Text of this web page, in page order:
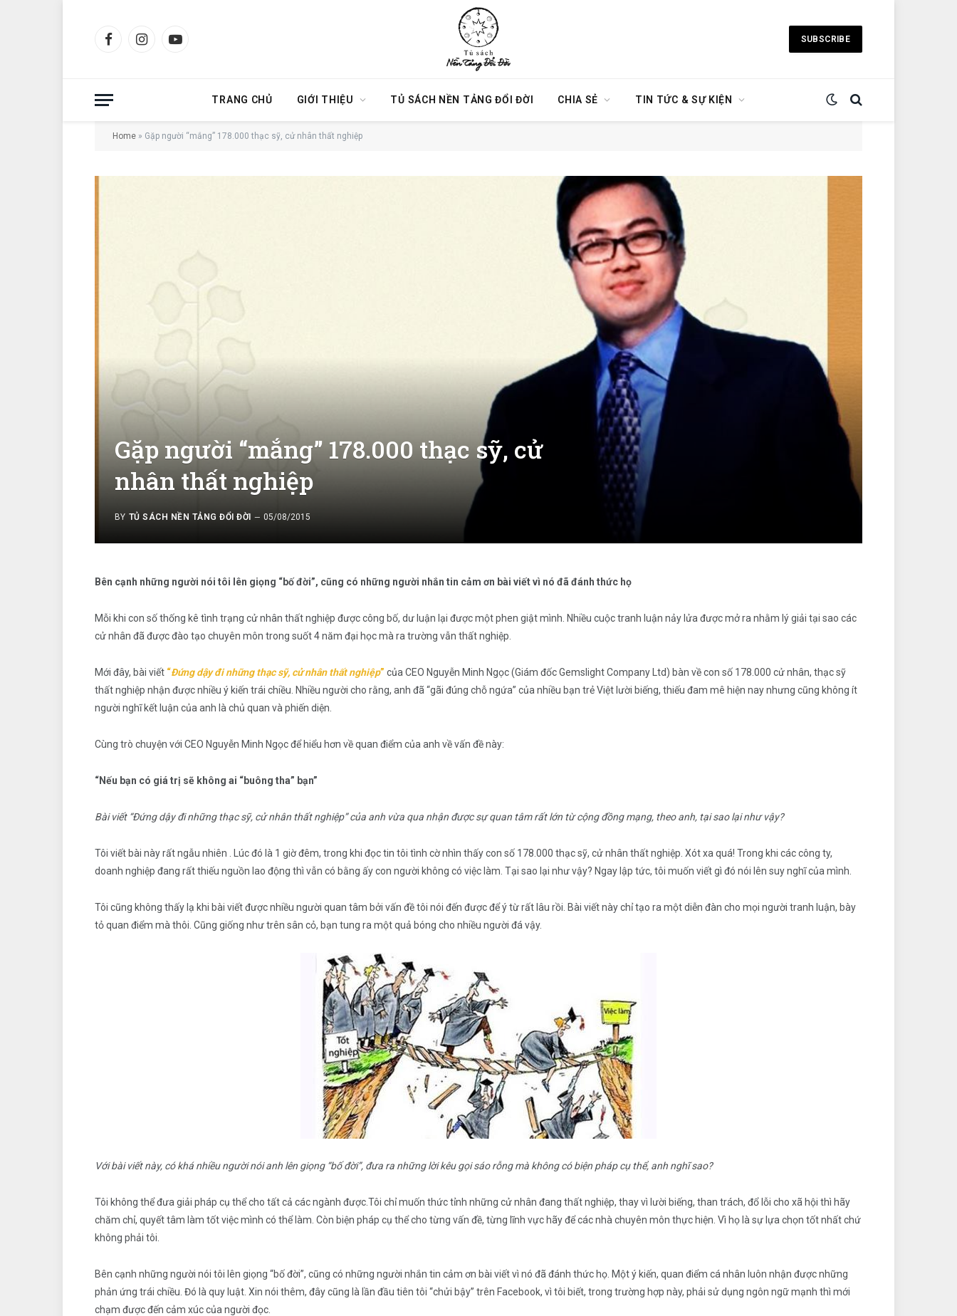
FacebookInstagramYouTube
SUBSCRIBE
TRANG CHỦ GIỚI THIỆU TỦ SÁCH NỀN TẢNG ĐỔI ĐỜI CHIA SẺ TIN TỨC & SỰ KIỆN
Home » Gặp người “mắng” 178.000 thạc sỹ, cử nhân thất nghiệp
Gặp người “mắng” 178.000 thạc sỹ, cử
nhân thất nghiệp
BY TỦ SÁCH NỀN TẢNG ĐỔI ĐỜI 05/08/2015
Bên cạnh những người nói tôi lên giọng “bố đời”, cũng có những người nhắn tin cảm ơn bài viết vì nó đã đánh thức họ
Mỗi khi con số thống kê tình trạng cử nhân thất nghiệp được công bố, dư luận lại được một phen giật mình. Nhiều cuộc tranh luận nảy lửa được mở ra nhằm lý giải tại sao các
cử nhân đã được đào tạo chuyên môn trong suốt 4 năm đại học mà ra trường vẫn thất nghiệp.
Mới đây, bài viết “Đứng dậy đi những thạc sỹ, cử nhân thất nghiệp” của CEO Nguyễn Minh Ngọc (Giám đốc Gemslight Company Ltd) bàn về con số 178.000 cử nhân, thạc sỹ
thất nghiệp nhận được nhiều ý kiến trái chiều. Nhiều người cho rằng, anh đã “gãi đúng chỗ ngứa” của nhiều bạn trẻ Việt lười biếng, thiếu đam mê hiện nay nhưng cũng không ít
người nghĩ kết luận của anh là chủ quan và phiến diện.
Cùng trò chuyện với CEO Nguyễn Minh Ngọc để hiểu hơn về quan điểm của anh về vấn đề này:
“Nếu bạn có giá trị sẽ không ai “buông tha” bạn”
Bài viết “Đứng dậy đi những thạc sỹ, cử nhân thất nghiệp” của anh vừa qua nhận được sự quan tâm rất lớn từ cộng đồng mạng, theo anh, tại sao lại như vậy?
Tôi viết bài này rất ngẫu nhiên . Lúc đó là 1 giờ đêm, trong khi đọc tin tôi tình cờ nhìn thấy con số 178.000 thạc sỹ, cử nhân thất nghiệp. Xót xa quá! Trong khi các công ty,
doanh nghiệp đang rất thiếu nguồn lao động thì vẫn có bằng ấy con người không có việc làm. Tại sao lại như vậy? Ngay lập tức, tôi muốn viết gì đó nói lên suy nghĩ của mình.
Tôi cũng không thấy lạ khi bài viết được nhiều người quan tâm bởi vấn đề tôi nói đến được để ý từ rất lâu rồi. Bài viết này chỉ tạo ra một diễn đàn cho mọi người tranh luận, bày
tỏ quan điểm mà thôi. Cũng giống như trên sân cỏ, bạn tung ra một quả bóng cho nhiều người đá vậy.
Với bài viết này, có khá nhiều người nói anh lên giọng “bố đời”, đưa ra những lời kêu gọi sáo rỗng mà không có biện pháp cụ thể, anh nghĩ sao?
Tôi không thể đưa giải pháp cụ thể cho tất cả các ngành được.Tôi chỉ muốn thức tỉnh những cử nhân đang thất nghiệp, thay vì lười biếng, than trách, đổ lỗi cho xã hội thì hãy
chăm chỉ, quyết tâm làm tốt việc mình có thể làm. Còn biện pháp cụ thể cho từng vấn đề, từng lĩnh vực hãy để các nhà chuyên môn thực hiện. Vì họ là sự lựa chọn tốt nhất chứ
không phải tôi.
Bên cạnh những người nói tôi lên giọng “bố đời”, cũng có những người nhắn tin cảm ơn bài viết vì nó đã đánh thức họ. Một ý kiến, quan điểm cá nhân luôn nhận được những
phản ứng trái chiều. Đó là quy luật. Xin nói thêm, đây cũng là lần đầu tiên tôi “chửi bậy” trên Facebook, vì tôi biết, trong trường hợp này, phải sử dụng ngôn ngữ mạnh thì mới
chạm được đến cảm xúc của người đọc.